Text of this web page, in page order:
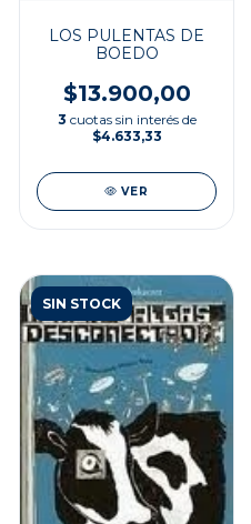
LOS PULENTAS DE
BOEDO
$13.900,00
3 cuotas sin interés de
$4.633,33
VER
SIN STOCK